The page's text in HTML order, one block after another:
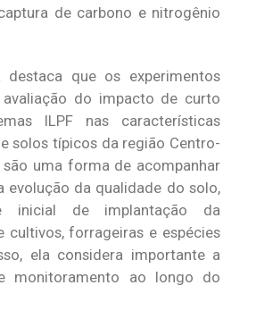
de carbono e nitrogênio
destaca que os experimentos
avaliação do impacto de curto
ILPF nas características
solos típicos da região Centro-
são uma forma de acompanhar
evolução da qualidade do solo,
inicial de implantação da
cultivos, forrageiras e espécies
ela considera importante a
monitoramento ao longo do